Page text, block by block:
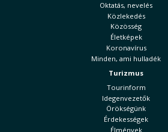
Oktatás, nevelés
Közlekedés
Közösség
Életképek
Koronavírus
Minden, ami hulladék
Turizmus
Tourinform
Idegenvezetők
Örökségünk
Érdekességek
Élmények